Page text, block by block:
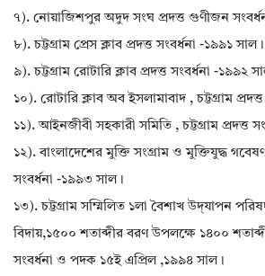
৭). নোয়াজিশপুর অদুদ সংঘ প্রদত্ত গুণীজন
৮). চট্টগ্রাম প্রেস ক্লাব প্রদত্ত সংবর্ধনা -১৯৯১ সাল।
৯). চট্টগ্রাম রোটারি ক্লাব প্রদত্ত সংবর্ধনা -১৯৯২
১০). রোটারি ক্লাব অব ইসলামাবাদ , চট্টগ্রাম
১১). আইনজীবী সহকারী সমিতি , চট্টগ্রাম প্রদত্ত
১২). বাংলাদেশের মুক্তি সংগ্রাম ও মুক্তিযুদ্ধ
সংবর্ধনা -১৯৯৩ সাল।
১৩). চট্টগ্রাম সম্মিলিত ১লা বৈশাখ উদ্‌যাপন
বিদায়,১৫০০ শতাব্দীর বরণ উপলক্ষে ১৪০০
সংবর্ধনা ও পদক ১৫ই এপ্রিল ,১৯৯৪ সাল।